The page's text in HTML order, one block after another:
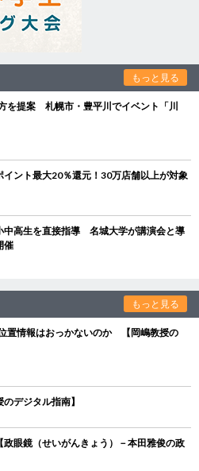
もっと見る
を提案 札幌市・豊平川でイベント「川
ント最大20％還元！30万店舗以上が対象
中高生を直接指導 名城大学が講演会と導
催
もっと見る
置情報はおっかないのか 【岡嶋教授の
デジタル指南】
眼鏡（せいがんきょう）－本田雅俊の政